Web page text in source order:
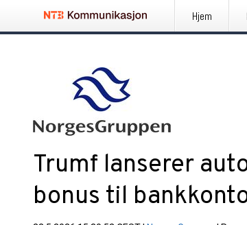
Hjem
Trumf lanserer
bonus til